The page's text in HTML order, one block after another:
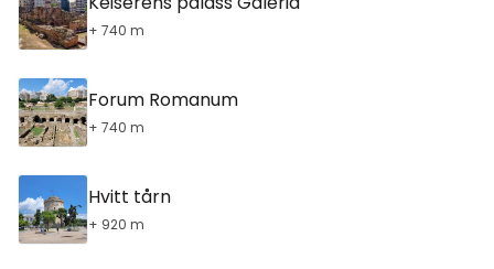
+ 740 m
Forum Romanum
+ 740 m
Hvitt tårn
+ 920 m